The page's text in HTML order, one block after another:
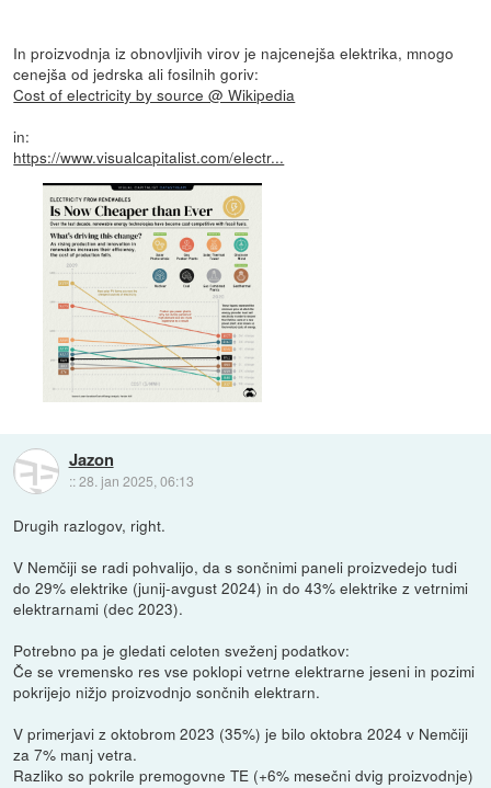
In proizvodnja iz obnovljivih virov je najcenejša elektrika, mnogo
cenejša od jedrska ali fosilnih goriv:
Cost of electricity by source @ Wikipedia
in:
https://www.visualcapitalist.com/electr...
Jazon
::28. jan 2025, 06:13
Drugih razlogov, right.
V Nemčiji se radi pohvalijo, da s sončnimi paneli proizvedejo tudi
do 29% elektrike (junij-avgust 2024) in do 43% elektrike z vetrnimi
elektrarnami (dec 2023).
Potrebno pa je gledati celoten sveženj podatkov:
Če se vremensko res vse poklopi vetrne elektrarne jeseni in pozimi
pokrijejo nižjo proizvodnjo sončnih elektrarn.
V primerjavi z oktobrom 2023 (35%) je bilo oktobra 2024 v Nemčiji
za 7% manj vetra.
Razliko so pokrile premogovne TE (+6% mesečni dvig proizvodnje)